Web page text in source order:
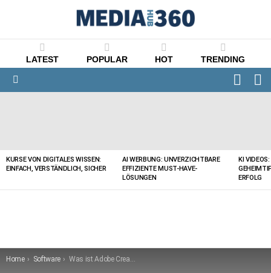
LATEST POPULAR HOT TRENDING
KURSE VON DIGITALES WISSEN:
EINFACH, VERSTÄNDLICH, SICHER
AI WERBUNG: UNVERZICHTBARE
EFFIZIENTE MUST-HAVE-
LÖSUNGEN
KI
ERFOLG
You are here:
Home Software Was ist Adobe Creative Cloud und benötigen Sie die Software?